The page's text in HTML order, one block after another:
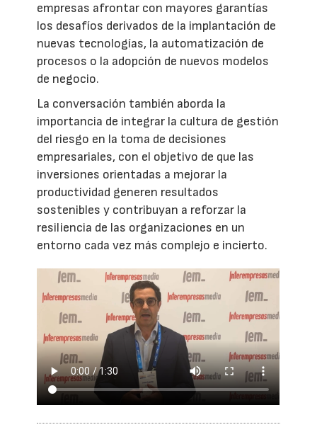
empresas afrontar con mayores garantías
los desafíos derivados de la implantación de
nuevas tecnologías, la automatización de
procesos o la adopción de nuevos modelos
de negocio.
La conversación también aborda la
importancia de integrar la cultura de gestión
del riesgo en la toma de decisiones
empresariales, con el objetivo de que las
inversiones orientadas a mejorar la
productividad generen resultados
sostenibles y contribuyan a reforzar la
resiliencia de las organizaciones en un
entorno cada vez más complejo e incierto.